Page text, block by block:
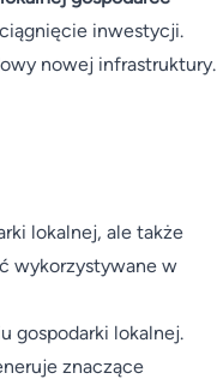
inwestycji.
nowej infrastruktury.
lokalnej, ale także
wykorzystywane w
gospodarki lokalnej.
znaczące